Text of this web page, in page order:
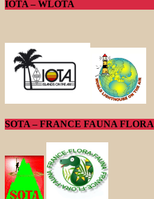
IOTA – WLOTA
SOTA – FRANCE FAUNA FLORA